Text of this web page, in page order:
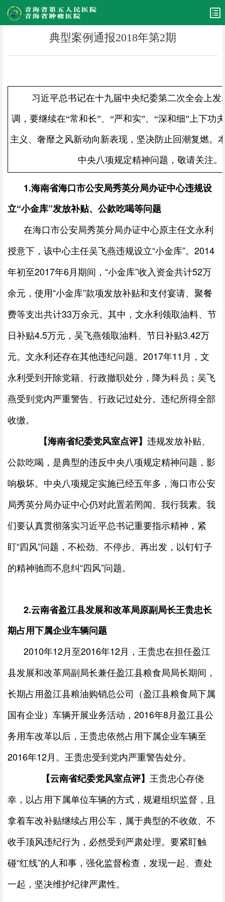
典型案例通报2018年第2期
习近平总书记在十九届中央纪委第二次全会上发
调，要继续在“常和长”、“严和实”、“深和细”上下功
主义、奢靡之风新动向新表现，坚决防止回潮复燃。
中央八项规定精神问题，敬请关注。
1.海南省海口市公安局秀英分局办证中心违规设
立“小金库”发放补贴、公款吃喝等问题
在海口市公安局秀英分局办证中心原主任文永利
授意下，该中心主任吴飞燕违规设立“小金库”。 2014
年初至2017年6月期间，“小金库”收入资金共计52万
余元，使用“小金库”款项发放补贴和支付宴请、聚餐
费等支出共计33万余元。其中，文永利领取油料、节
日补贴4.5万元，吴飞燕领取油料、节日补贴3.42万
元。文永利还存在其他违纪问题。 2017年11 月，文
永利受到开除党籍、行政撤职处分，降为科员；吴飞
燕受到党内严重警告、行政记过处分。违纪所得全部
收缴。
【海南省纪委党风室点评】 违规发放补贴、
公款吃喝，是典型的违反中央八项规定精神问题，影
响极坏。中央八项规定实施已经五年多，海口市公安
局秀英分局办证中心仍对此置若罔闻、我行我素。我
们要认真贯彻落实习近平总书记重要指示精神，紧
盯“四风”问题，不松劲、不停步、再出发，以钉钉子
的精神驰而不息纠“四风”问题。
2.云南省盈江县发展和改革局原副局长王贵忠长
期占用下属企业车辆问题
2010年12月至2016年12月，王贵忠在担任盈江
县发展和改革局副局长兼任盈江县粮食局局长期间，
长期占用盈江县粮油购销总公司（盈江县粮食局下属
国有企业）车辆开展业务活动， 2016年8月盈江县公
务用车改革以后，王贵忠依然占用下属企业车辆至
2016年12月。王贵忠受到党内严重警告处分。
【云南省纪委党风室点评】 王贵忠心存侥
幸，以占用下属单位车辆的方式，规避组织监督，且
拿着车改补贴继续占用公车，属于典型的不收敛、不
收手顶风违纪行为，必然受到严肃处理。要紧盯触
碰“红线”的人和事，强化监督检查，发现一起、查处
一起，坚决维护纪律严肃性。